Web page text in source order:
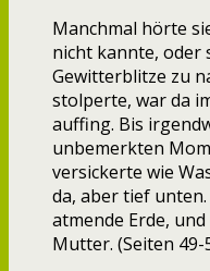
Manchmal hörte
nicht kannte, oder
Gewitterblitze zu
stolperte, war da
auffing. Bis
unbemerkten
versickerte wie
da, aber tief
atmende Erde,
Mutter. (Seiten 49-